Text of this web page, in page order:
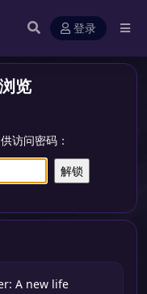
登录
览
访问密码：
A new life